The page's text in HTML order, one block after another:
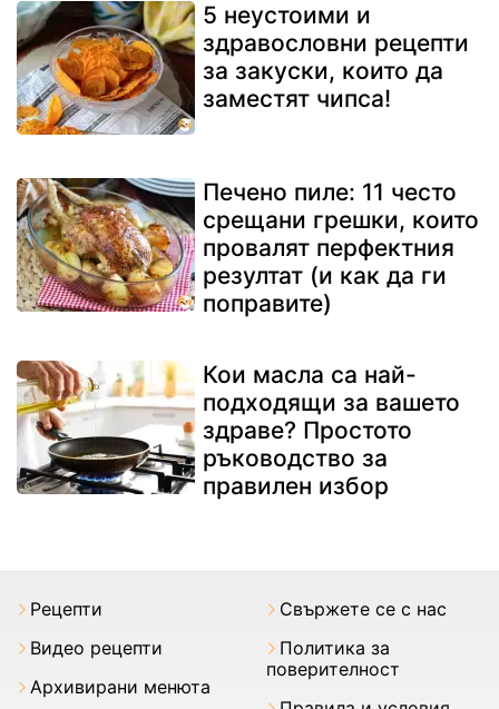
5 неустоими и
здравословни рецепти
за закуски, които да
заместят чипса!
Печено пиле: 11 често
срещани грешки, които
провалят перфектния
резултат (и как да ги
поправите)
Кои масла са най-
подходящи за вашето
здраве? Простото
ръководство за
правилен избор
Рецепти
Видео рецепти
Архивирани менюта
Свържете се с нас
Политика за
поверителност